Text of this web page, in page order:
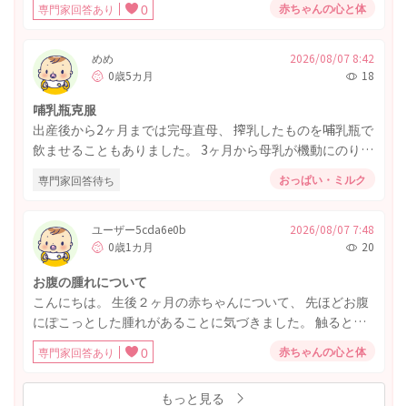
ですか？完母希望ですがこのままやっていくのは無理で
ったのではと心配です。耳は抱っこしながら手で塞いでお
専門家回答あり 0 赤ちゃんの心と体
めめ
0歳5カ月
2026/08/07 8:42
18
哺乳瓶克服
出産後から2ヶ月までは完母直母、 搾乳したものを哺乳瓶で
飲ませることもありました。 3ヶ月から母乳が機動にのり搾
ーになりました。 たまに哺乳瓶で飲ませたりもしていまし
うになりました。 克服するため保育士さんに手伝ってもら
おながら練習することで 泣くことはなくなりましたが、歯
が生えてきてることもあるからか 「飲むもの」ではなく
「噛むもの」になってしまい 乳首が舌の上にのることがで
きません。 おもちゃに乳首を取り付けたり毎日ミルクの練
習していますが 哺乳瓶もフィーディングカップもマグマグ3
種類とも噛んで出てきたミルクを吐き出します。 ただひた
か？ 今までおしゃぶりも噛むもの、指も噛むものでしたが
専門家回答待ち おっぱい・ミルク
ユーザー5cda6e0b
0歳1カ月
2026/08/07 7:48
20
お腹の腫れについて
こんにちは。 生後２ヶ月の赤ちゃんについて、 先ほどお腹
にぽこっとした腫れがあることに気づきました。 触るとぷ
にぷにしています。 赤ちゃんの機嫌は良く、うんちは緑色
のものが毎日出ます。 受診が必要なものかがわからなかっ
たため、相談させていただきたいです。
専門家回答あり 0 赤ちゃんの心と体
もっと見る